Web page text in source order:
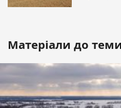
Матеріали до